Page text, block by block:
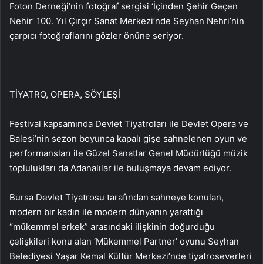
Foton Derneği’nin fotoğraf sergisi ‘İçinden Şehir Geçen
Nehir’ 100. Yıl Çırçır Sanat Merkezi’nde Seyhan Nehri’nin
çarpıcı fotoğraflarını gözler önüne seriyor.
TİYATRO, OPERA, SÖYLEŞİ
Festival kapsamında Devlet Tiyatroları ile Devlet Opera ve
Balesi’nin sezon boyunca kapalı gişe sahnelenen oyun ve
performansları ile Güzel Sanatlar Genel Müdürlüğü müzik
toplulukları da Adanalılar ile buluşmaya devam ediyor.
Bursa Devlet Tiyatrosu tarafından sahneye konulan,
modern bir kadın ile modern dünyanın yarattığı
“mükemmel erkek” arasındaki ilişkinin doğurduğu
çelişkileri konu alan ‘Mükemmel Partner’ oyunu Seyhan
Belediyesi Yaşar Kemal Kültür Merkezi’nde tiyatroseverleri